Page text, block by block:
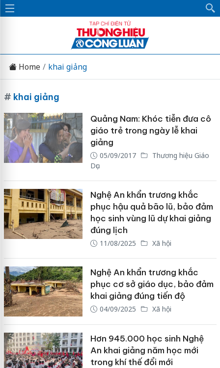
Home khai giảng
# khai giảng
Quảng Nam: Khóc tiễn đưa cô
giáo trẻ trong ngày lễ khai
giảng
05/09/2017
Thương hiệu Giáo
Dục
Nghệ An khẩn trương khắc
phục hậu quả bão lũ, bảo đảm
học sinh vùng lũ dự khai giảng
đúng lịch
11/08/2025 Xã hội
Nghệ An khẩn trương khắc
phục cơ sở giáo dục, bảo đảm
khai giảng đúng tiến độ
04/09/2025 Xã hội
Hơn 945.000 học sinh Nghệ
An khai giảng năm học mới
trong khí thế đổi mới